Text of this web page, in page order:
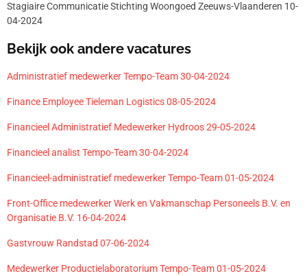
Stagiaire Communicatie Stichting Woongoed Zeeuws-Vlaanderen 10-
04-2024
Bekijk ook andere vacatures
Administratief medewerker Tempo-Team 30-04-2024
Finance Employee Tieleman Logistics 08-05-2024
Financieel Administratief Medewerker Hydroos 29-05-2024
Financieel analist Tempo-Team 30-04-2024
Financieel-administratief medewerker Tempo-Team 01-05-2024
Front-Office medewerker Werk en Vakmanschap Personeels B.V. en
Organisatie B.V. 16-04-2024
Gastvrouw Randstad 07-06-2024
Medewerker Productielaboratorium Tempo-Team 01-05-2024